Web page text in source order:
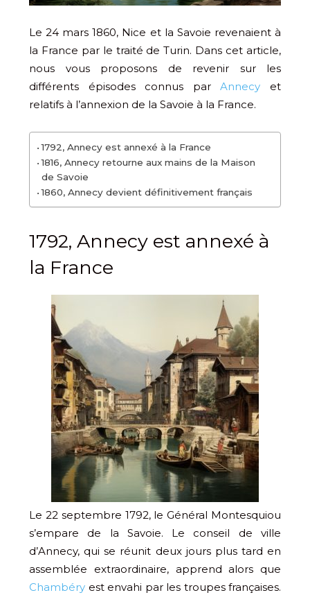
Le 24 mars 1860, Nice et la Savoie revenaient à
la France par le traité de Turin. Dans cet article,
nous vous proposons de revenir sur les
différents épisodes connus parAnnecy et
relatifs à l’annexion de la Savoie à la France.
1792, Annecy est annexé à la France
1816, Annecy retourne aux mains de la Maison
de Savoie
1860, Annecy devient définitivement français
1792, Annecy est annexé à
la France
Le 22 septembre 1792, le Général Montesquiou
s’empare de la Savoie. Le conseil de ville
d’Annecy, qui se réunit deux jours plus tard en
assemblée extraordinaire, apprend alors que
Chambéry est envahi par les troupes françaises.